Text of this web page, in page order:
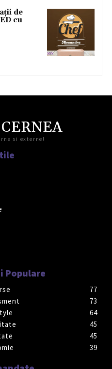
de
cu
si externe!
Populare
77
73
64
45
45
39